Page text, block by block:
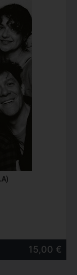
15,00 €